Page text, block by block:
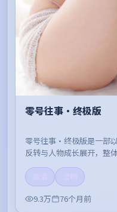
零号往事·终极版
零号往事·终极版是一部
反转与人物成长展开，整
9.3万
76个月前